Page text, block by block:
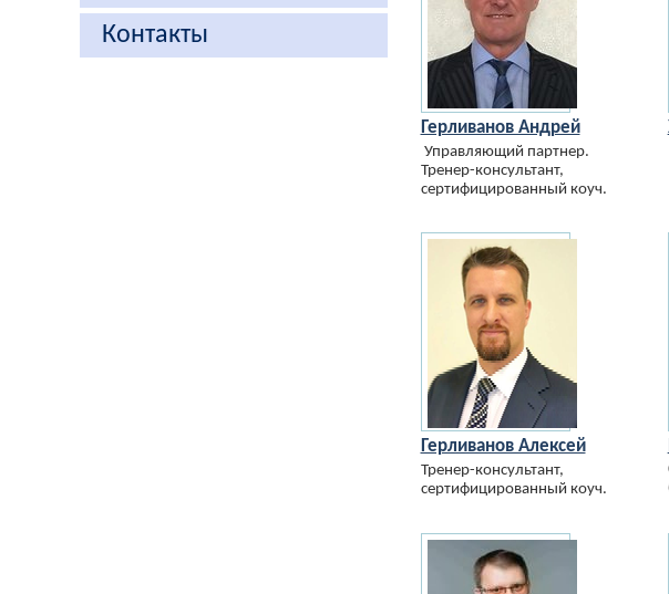
Контакты
Герливанов Андрей
Управляющий партнер.
Тренер-консультант,
сертифицированный коуч.
Герливанов Алексей
Тренер-консультант,
сертифицированный коуч.